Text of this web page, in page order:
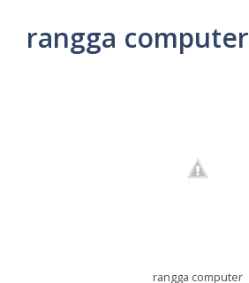
rangga computer
rangga computer